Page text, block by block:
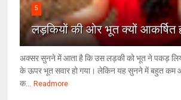
5
लड़कियों की ओर भूत क्‍यों आकर्षित
अक्सर सुनने में आता है कि उस लड़की को भूत ने पकड़
के ऊपर भूत सवार हो गया। लेकिन यह सुनने में बहुत कम
क... Readmore